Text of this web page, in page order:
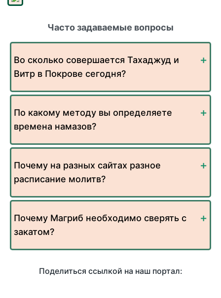
Часто задаваемые вопросы
Во сколько совершается Тахаджуд и
Витр в Покрове сегодня?
По какому методу вы определяете
времена намазов?
Почему на разных сайтах разное
расписание молитв?
Почему Магриб необходимо сверять с
закатом?
Поделиться ссылкой на наш портал: